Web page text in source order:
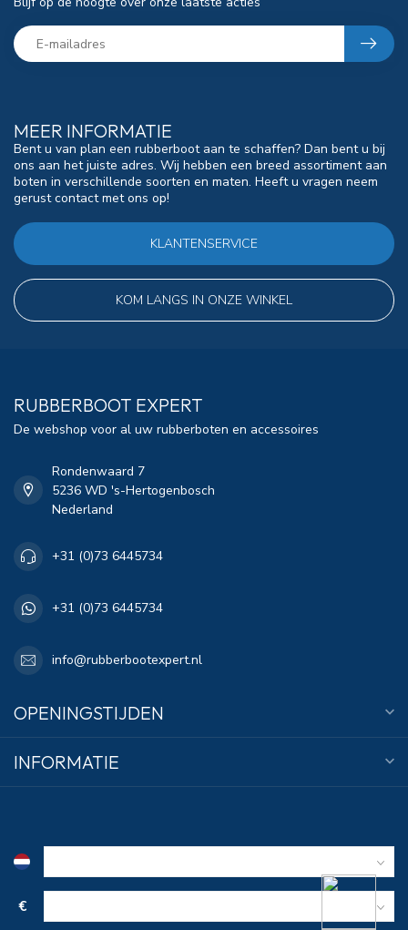
MEER INFORMATIE
Bent u van plan een rubberboot aan te schaffen? Dan bent u bij
ons aan het juiste adres. Wij hebben een breed assortiment aan
boten in verschillende soorten en maten. Heeft u vragen neem
gerust contact met ons op!
KLANTENSERVICE
KOM LANGS IN ONZE WINKEL
RUBBERBOOT EXPERT
De webshop voor al uw rubberboten en accessoires
Rondenwaard 7
5236 WD 's-Hertogenbosch
Nederland
+31 (0)73 6445734
+31 (0)73 6445734
info@rubberbootexpert.nl
OPENINGSTIJDEN
INFORMATIE
€